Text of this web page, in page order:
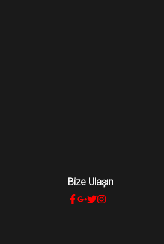
Bize Ulaşın